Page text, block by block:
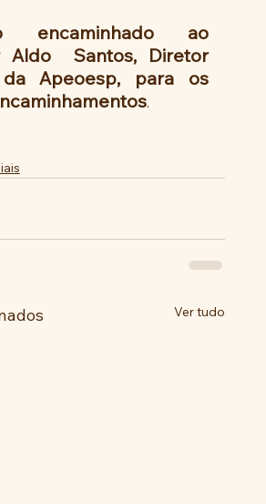
encaminhado ao
Aldo  Santos, Diretor
da Apeoesp, para os
.
Ver tudo